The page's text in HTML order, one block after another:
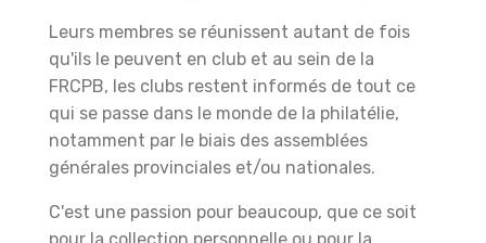
Leurs membres se réunissent autant de fois
qu'ils le peuvent en club et au sein de la
FRCPB, les clubs restent informés de tout ce
qui se passe dans le monde de la philatélie,
notamment par le biais des assemblées
générales provinciales et/ou nationales.
C'est une passion pour beaucoup, que ce soit